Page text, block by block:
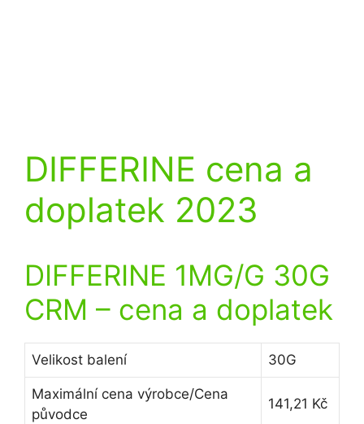
DIFFERINE cena a
doplatek 2023
DIFFERINE 1MG/G 30G
CRM – cena a doplatek
Velikost balení 30G
Maximální cena výrobce/Cena
původce
141,21 Kč